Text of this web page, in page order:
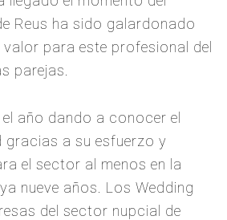
Reus ha sido galardonado
para este profesional del
parejas.
año dando a conocer el
gracias a su esfuerzo y
el sector al menos en la
nueve años. Los Wedding
del sector nupcial de